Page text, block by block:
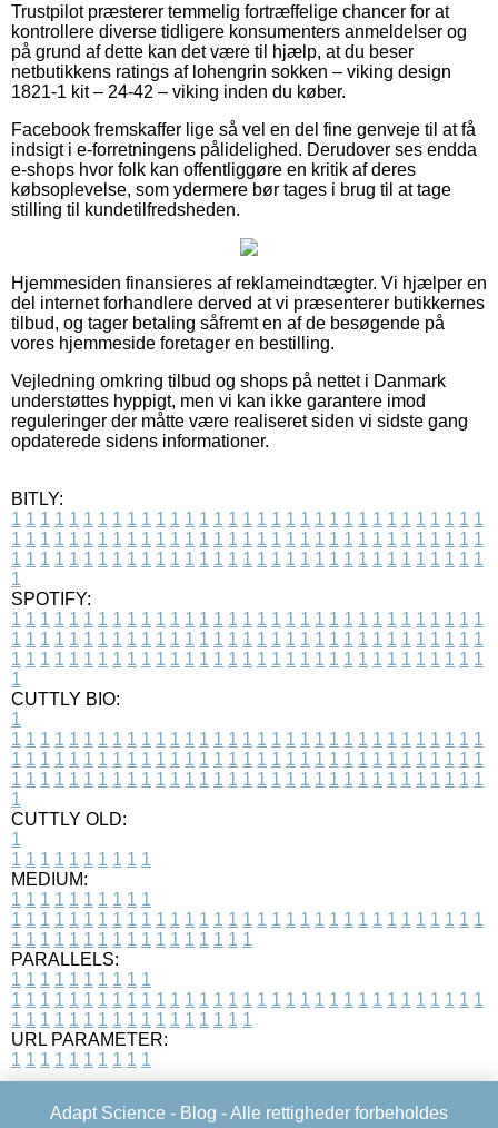
Trustpilot præsterer temmelig fortræffelige chancer for at
kontrollere diverse tidligere konsumenters anmeldelser og
på grund af dette kan det være til hjælp, at du beser
netbutikkens ratings af lohengrin sokken – viking design
1821-1 kit – 24-42 – viking inden du køber.
Facebook fremskaffer lige så vel en del fine genveje til at få
indsigt i e-forretningens pålidelighed. Derudover ses endda
e-shops hvor folk kan offentliggøre en kritik af deres
købsoplevelse, som ydermere bør tages i brug til at tage
stilling til kundetilfredsheden.
Hjemmesiden finansieres af reklameindtægter. Vi hjælper en
del internet forhandlere derved at vi præsenterer butikkernes
tilbud, og tager betaling såfremt en af de besøgende på
vores hjemmeside foretager en bestilling.
Vejledning omkring tilbud og shops på nettet i Danmark
understøttes hyppigt, men vi kan ikke garantere imod
reguleringer der måtte være realiseret siden vi sidste gang
opdaterede sidens informationer.
BITLY:
1 1 1 1 1 1 1 1 1 1 1 1 1 1 1 1 1 1 1 1 1 1 1 1 1 1 1 1 1 1 1 1 1
1 1 1 1 1 1 1 1 1 1 1 1 1 1 1 1 1 1 1 1 1 1 1 1 1 1 1 1 1 1 1 1 1
1 1 1 1 1 1 1 1 1 1 1 1 1 1 1 1 1 1 1 1 1 1 1 1 1 1 1 1 1 1 1 1 1
1
SPOTIFY:
1 1 1 1 1 1 1 1 1 1 1 1 1 1 1 1 1 1 1 1 1 1 1 1 1 1 1 1 1 1 1 1 1
1 1 1 1 1 1 1 1 1 1 1 1 1 1 1 1 1 1 1 1 1 1 1 1 1 1 1 1 1 1 1 1 1
1 1 1 1 1 1 1 1 1 1 1 1 1 1 1 1 1 1 1 1 1 1 1 1 1 1 1 1 1 1 1 1 1
1
CUTTLY BIO:
1
1 1 1 1 1 1 1 1 1 1 1 1 1 1 1 1 1 1 1 1 1 1 1 1 1 1 1 1 1 1 1 1 1
1 1 1 1 1 1 1 1 1 1 1 1 1 1 1 1 1 1 1 1 1 1 1 1 1 1 1 1 1 1 1 1 1
1 1 1 1 1 1 1 1 1 1 1 1 1 1 1 1 1 1 1 1 1 1 1 1 1 1 1 1 1 1 1 1 1
1
CUTTLY OLD:
1
1 1 1 1 1 1 1 1 1 1
MEDIUM:
1 1 1 1 1 1 1 1 1 1
1 1 1 1 1 1 1 1 1 1 1 1 1 1 1 1 1 1 1 1 1 1 1 1 1 1 1 1 1 1 1 1 1
1 1 1 1 1 1 1 1 1 1 1 1 1 1 1 1 1
PARALLELS:
1 1 1 1 1 1 1 1 1 1
1 1 1 1 1 1 1 1 1 1 1 1 1 1 1 1 1 1 1 1 1 1 1 1 1 1 1 1 1 1 1 1 1
1 1 1 1 1 1 1 1 1 1 1 1 1 1 1 1 1
URL PARAMETER:
1 1 1 1 1 1 1 1 1 1
Adapt Science - Blog - Alle rettigheder forbeholdes